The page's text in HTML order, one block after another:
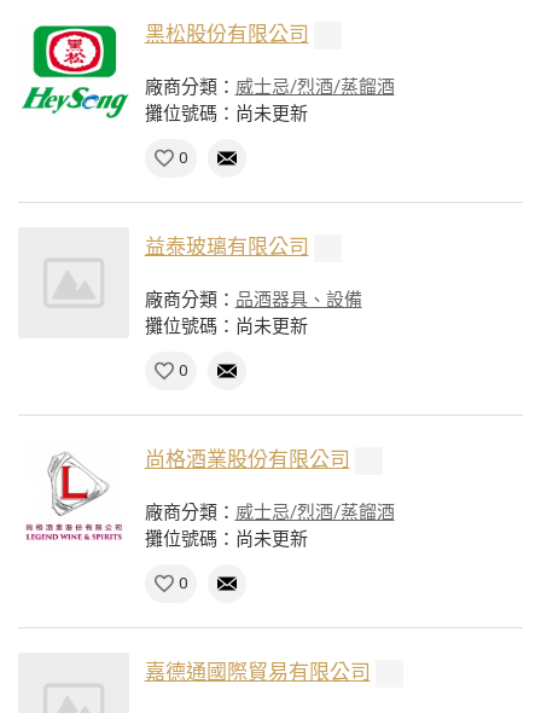
黑松股份有限公司
廠商分類： 威士忌/烈酒/蒸餾酒
攤位號碼：尚未更新
0
益泰玻璃有限公司
廠商分類： 品酒器具、設備
攤位號碼：尚未更新
0
尚格酒業股份有限公司
廠商分類： 威士忌/烈酒/蒸餾酒
攤位號碼：尚未更新
0
嘉德通國際貿易有限公司